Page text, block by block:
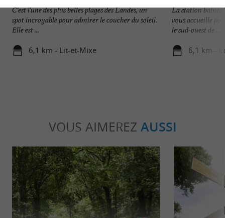
C’est l’une des plus belles plages des Landes, un
spot incroyable pour admirer le coucher du soleil.
Elle est ...
6,1 km - Lit-et-Mixe
La station
vous accueille
le sud-ouest de ...
6,1 km -
VOUS AIMEREZ AUSSI